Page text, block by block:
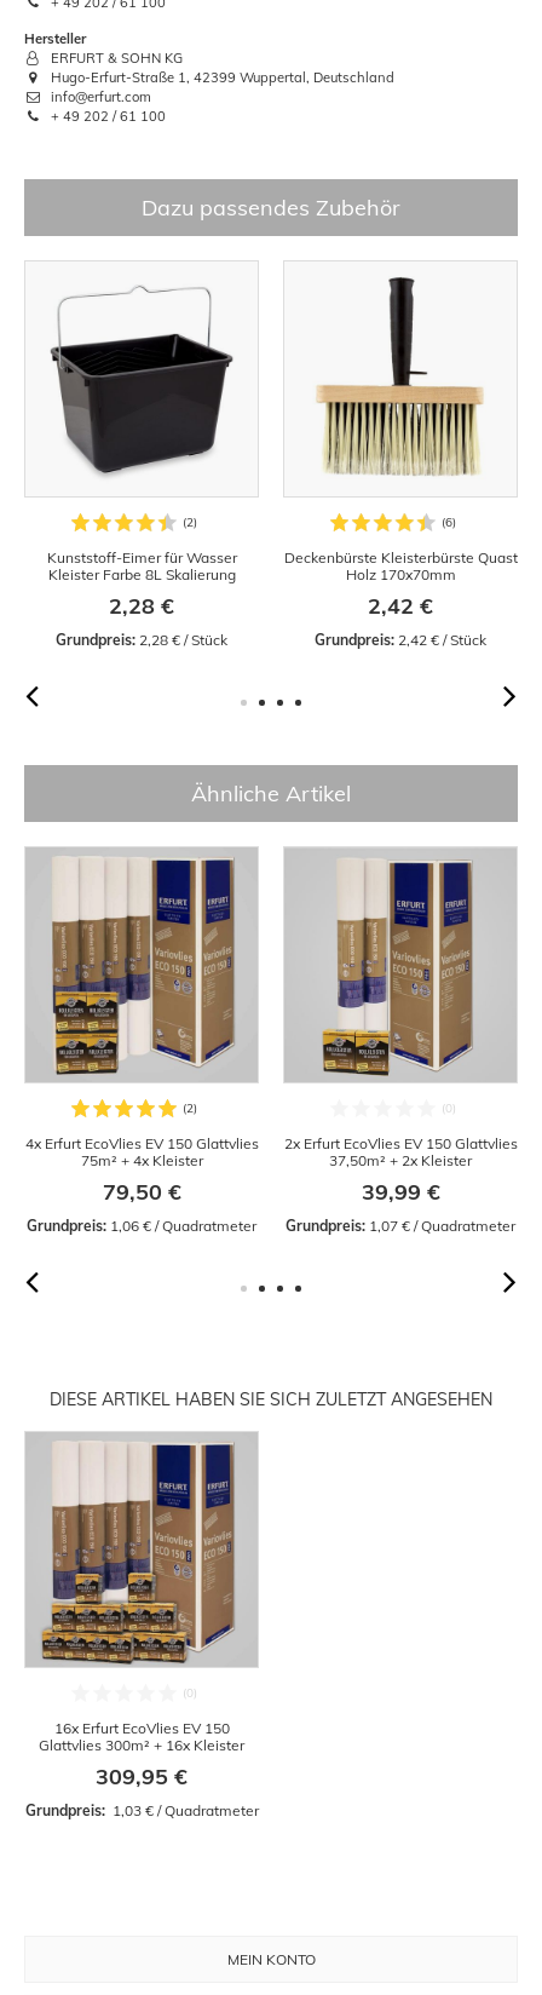
Hersteller
ERFURT & SOHN KG
Hugo-Erfurt-Straße 1, 42399 Wuppertal, Deutschland
info@erfurt.com
+ 49 202 / 61 100
Dazu passendes Zubehör
Kunststoff-Eimer für Wasser
Kleister Farbe 8L Skalierung
2,28 €
Grundpreis: 2,28 € / Stück
Deckenbürste Kleisterbürste Quast
Holz 170x70mm
2,42 €
Grundpreis: 2,42 € / Stück
Ähnliche Artikel
4x Erfurt EcoVlies EV 150 Glattvlies
75m² + 4x Kleister
79,50 €
Grundpreis: 1,06 € / Quadratmeter
2x Erfurt EcoVlies EV 150 Glattvlies
37,50m² + 2x Kleister
39,99 €
Grundpreis: 1,07 € / Quadratmeter
DIESE ARTIKEL HABEN SIE SICH ZULETZT ANGESEHEN
16x Erfurt EcoVlies EV 150
Glattvlies 300m² + 16x Kleister
309,95 €
Grundpreis: 1,03 € / Quadratmeter
MEIN KONTO